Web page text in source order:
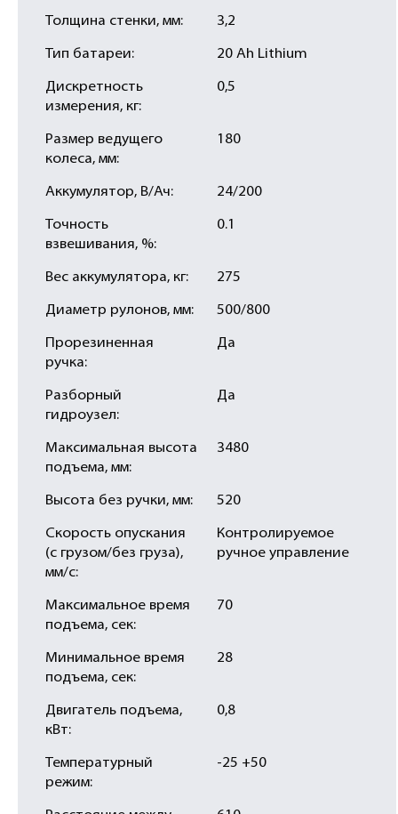
Толщина стенки, мм: 3,2
Тип батареи: 20 Ah Lithium
Дискретность
измерения, кг:
0,5
Размер ведущего
колеса, мм:
180
Аккумулятор, В/Ач: 24/200
Точность
взвешивания, %:
0.1
Вес аккумулятора, кг: 275
Диаметр рулонов, мм: 500/800
Прорезиненная
ручка:
Да
Разборный
гидроузел:
Да
Максимальная высота
подъема, мм:
3480
Высота без ручки, мм: 520
Скорость опускания
(с грузом/без груза),
мм/с:
Контролируемое
ручное управление
Максимальное время
подъема, сек:
70
Минимальное время
подъема, сек:
28
Двигатель подъема,
кВт:
0,8
Температурный
режим:
-25 +50